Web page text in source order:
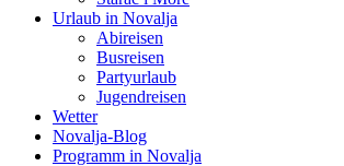
Urlaub in Novalja
Abireisen
Busreisen
Partyurlaub
Jugendreisen
Wetter
Novalja-Blog
Programm in Novalja